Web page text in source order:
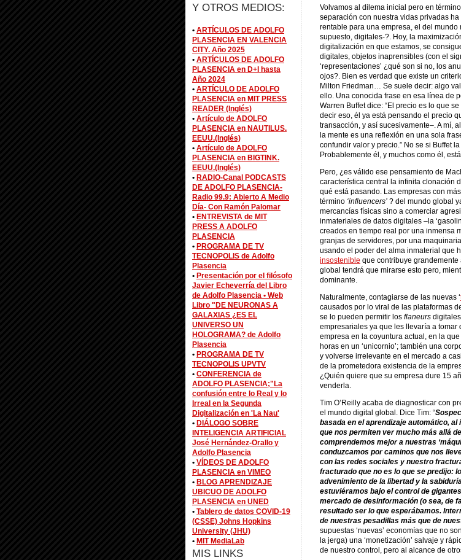
Volvamos al dilema inicial pero en
separación con nuestra vidas privadas
rentable para una empresa, el del
supuesto, digitales-?. Hoy, la
digitalización en que estamos, se
digitales, objetos inaprensibles (con el
‘representaciones’ ¿qué son si no, los
ojos?. Bien es verdad que existe un
Milton Friedman… Se suele decir: algo
ello. Una conocida frase en esa línea de
Warren Buffet dice: “El precio es lo que
decir eso, él ya está pensando el precio
transacción, y así sucesivamente–. A mí,
la mente es una reflexión en una sola
confundir valor y precio.” No se si Buffet
Probablemente él, y muchos como él,
Pero, ¿es válido ese pensamiento de
característica central la infinita clonación
qué está pasando. Las empresas con
término ‘influencers’ ? del mundo global
mercancías físicas sino a comerciar
inmateriales de datos digitales –la
creados en tiempo real por una inmensa
granjas de servidores, por una
usando el poder del alma inmaterial que
insostenible que contribuye
global tendrá que mirarse esto pero,
dominante.
Naturalmente, contagiarse de las nuevas ‘
causados por lo viral de las plataformas
se lo pueden permitir los flaneurs
empresariales ya que les llevaría a
empresa en la coyuntura actual, en la
horas en un ‘unicornio’; también una
y volverse irrelevante en el mercado a
de la prometedora existencia de la
¿Quién quiere que su empresa dure 15
venderla.
Tim O’Reilly acaba de diagnosticar con
el mundo digital global. Dice Tim: “
basada en el aprendizaje automático,
que nos permiten ver mucho más allá
comprendemos mejor a nuestras
conduzcamos por caminos que nos
con las redes sociales y nuestro
fracturado que no es lo que se predijo:
advenimiento de la libertad y la
estuviéramos bajo el control de
mercado de desinformación (o sea, de
resultado ser lo que esperábamos.
de nuestras pesadillas más que de
supuestas ‘nuevas’ economías que no
la jerga) una ‘monetización’ salvaje y
de nuestro control, pero al alcance de
Y OTROS MEDIOS:
• ARTÍCULOS DE ADOLFO
PLASENCIA EN VALENCIA
CITY. Año 2025
• ARTÍCULOS DE ADOLFO
PLASENCIA en D+I hasta
Año 2024
• ARTÍCULO DE ADOLFO
PLASENCIA en MIT PRESS
READER (Inglés)
• Artículo de ADOLFO
PLASENCIA en NAUTILUS.
EEUU.(Inglés)
• Artículo de ADOLFO
PLASENCIA en BIGTINK.
EEUU.(Inglés)
• RADIO-Canal PODCASTS
DE ADOLFO PLASENCIA-
Radio 99.9: Abierto A Medio
Día- Con Ramón Palomar
• ENTREVISTA de MIT
PRESS A ADOLFO
PLASENCIA
• PROGRAMA DE TV
TECNOPOLIS de Adolfo
Plasencia
• Presentación por el filósofo
Javier Echeverría del Libro
de Adolfo Plasencia • Web
Libro "DE NEURONAS A
GALAXIAS ¿ES EL
UNIVERSO UN
HOLOGRAMA? de Adolfo
Plasencia
• PROGRAMA DE TV
TECNOPOLIS UPVTV
• CONFERENCIA de
ADOLFO PLASENCIA;"La
confusión entre lo Real y lo
Irreal en la Segunda
Digitalización en 'La Nau'
• DIÁLOGO SOBRE
INTELIGENCIA ARTIFICIAL
José Hernández-Orallo y
Adolfo Plasencia
• VÍDEOS DE ADOLFO
PLASENCIA en VIMEO
• BLOG APRENDIZAJE
UBICUO DE ADOLFO
PLASENCIA en UNED
• Tablero de datos COVID-19
(CSSE) Johns Hopkins
University (JHU)
• MIT MediaLab
MIS LINKS